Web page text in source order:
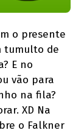
o presente
tumulto de
E no
vão para
na fila?
XD Na
o Falkner